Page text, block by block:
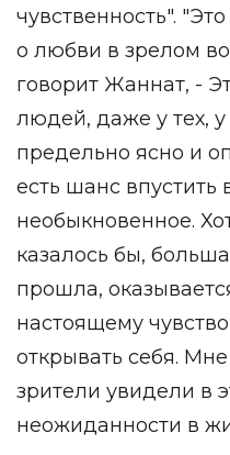
чувственность".
о любви в зрелом
говорит Жаннат, -
людей, даже у тех,
предельно ясно и
есть шанс впустить
необыкновенное.
казалось бы,
прошла,
настоящему
открывать себя.
зрители увидели в
неожиданности в